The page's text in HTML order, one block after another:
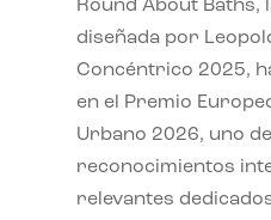
Round About Baths,
diseñada por
Concéntrico 2025,
en el Premio
Urbano 2026, uno
reconocimientos
relevantes